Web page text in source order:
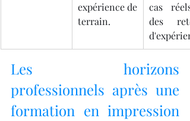
expérience de
terrain.
cas
des
Les horizons
professionnels après une
formation en impression